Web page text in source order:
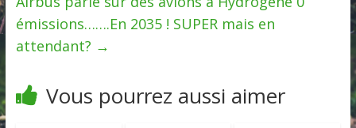
émissions…….En 2035 ! SUPER mais en
attendant? →
Vous pourrez aussi aimer